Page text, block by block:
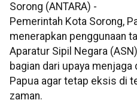
Sorong (ANTARA) -
Pemerintah Kota Sorong,
menerapkan penggunaan
Aparatur Sipil Negara
bagian dari upaya
Papua agar tetap eksis di
zaman.